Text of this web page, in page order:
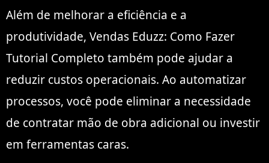
Além de melhorar a eficiência e a
produtividade, Vendas Eduzz: Como Fazer
Tutorial Completo também pode ajudar a
reduzir custos operacionais. Ao automatizar
processos, você pode eliminar a necessidade
de contratar mão de obra adicional ou investir
em ferramentas caras.